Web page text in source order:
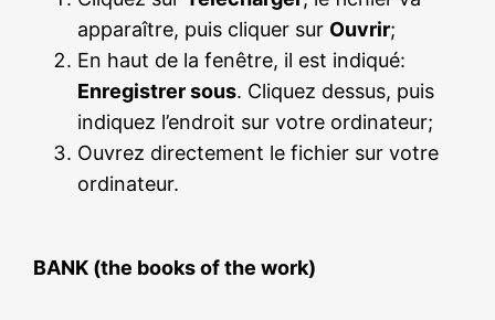
apparaître, puis cliquer sur Ouvrir;
En haut de la fenêtre, il est indiqué:
Enregistrer sous. Cliquez dessus, puis
indiquez l’endroit sur votre ordinateur;
Ouvrez directement le fichier sur votre
ordinateur.
BANK (the books of the work)